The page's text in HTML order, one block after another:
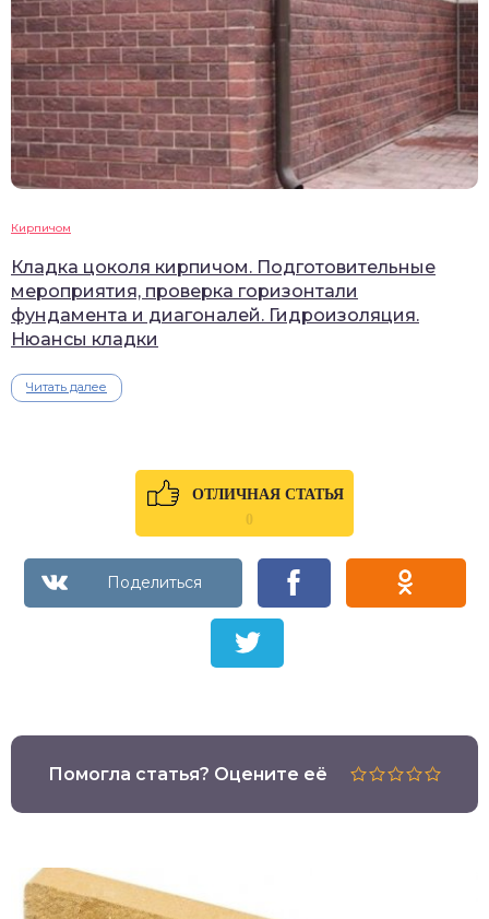
Кирпичом
Кладка цоколя кирпичом. Подготовительные
мероприятия, проверка горизонтали
фундамента и диагоналей. Гидроизоляция.
Нюансы кладки
Читать далее
ОТЛИЧНАЯ СТАТЬЯ
0
Помогла статья? Оцените её